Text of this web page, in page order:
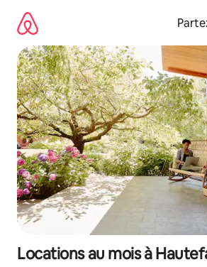
directement
contenu
Locations au mois à